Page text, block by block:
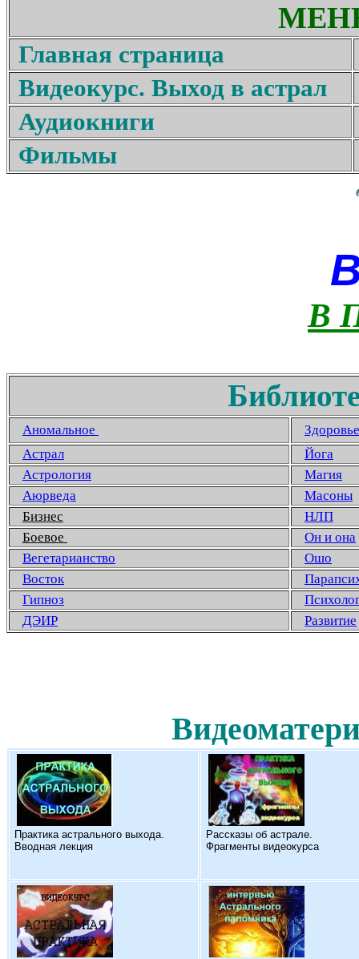
Главная страница
Видеокурс. Выход в астрал
Аудиокниги
Фильмы
В
Аномальное
Здоровье
Астрал
Йога
Астрология
Магия
Аюрведа
Масоны
Бизнес
НЛП
Боевое
Он и она
Вегетарианство
Ошо
Восток
Гипноз
ДЭИР
Развитие
Практика астрального выхода.
Вводная лекция
Рассказы об астрале.
Фрагменты видеокурса